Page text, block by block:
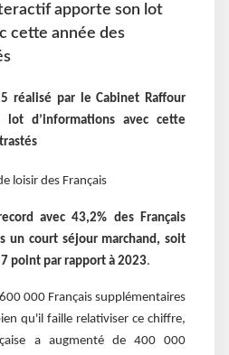
apporte son lot
cette année des
réalisé par le Cabinet Raffour
lot d’informations avec cette
loisir des Français
avec 43,2% des Français
un court séjour marchand, soit
point par rapport à 2023.
000 Français supplémentaires
qu'il faille relativiser ce chiffre,
a augmenté de 400 000